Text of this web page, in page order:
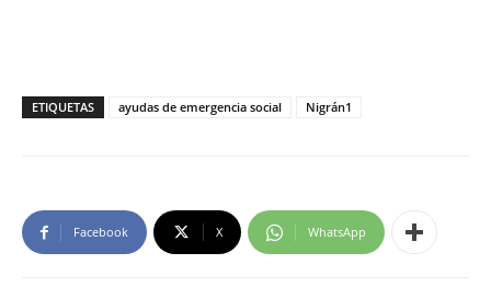
ETIQUETAS ayudas de emergencia social Nigrán1
Facebook X WhatsApp